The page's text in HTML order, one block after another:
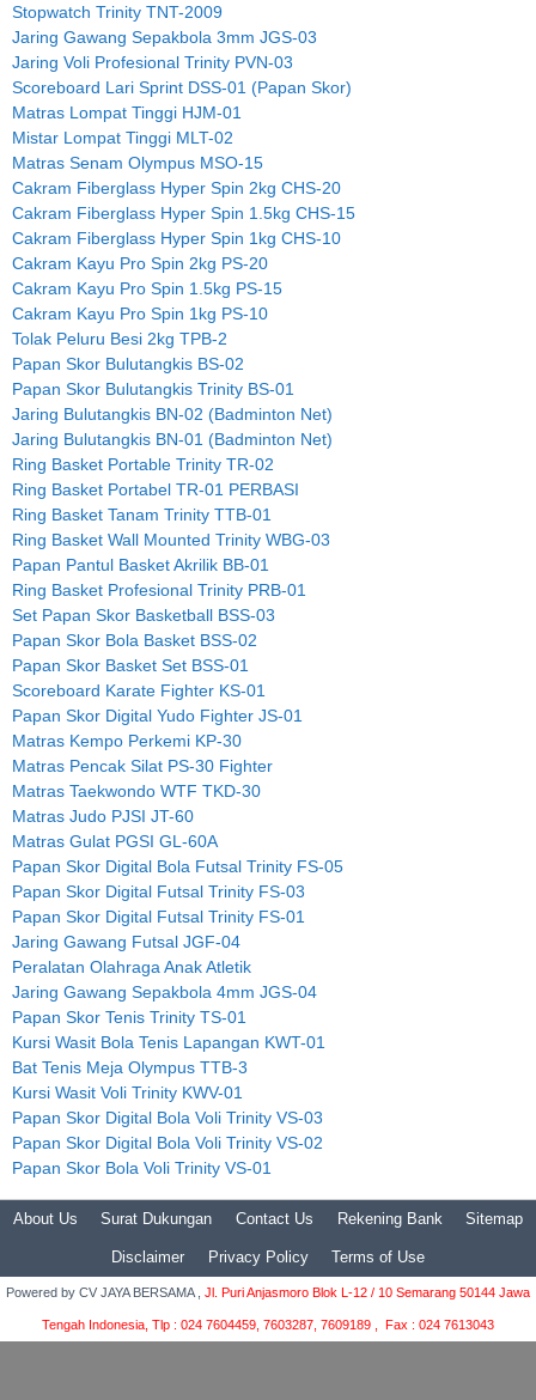
Stopwatch Trinity TNT-2009
Jaring Gawang Sepakbola 3mm JGS-03
Jaring Voli Profesional Trinity PVN-03
Scoreboard Lari Sprint DSS-01 (Papan Skor)
Matras Lompat Tinggi HJM-01
Mistar Lompat Tinggi MLT-02
Matras Senam Olympus MSO-15
Cakram Fiberglass Hyper Spin 2kg CHS-20
Cakram Fiberglass Hyper Spin 1.5kg CHS-15
Cakram Fiberglass Hyper Spin 1kg CHS-10
Cakram Kayu Pro Spin 2kg PS-20
Cakram Kayu Pro Spin 1.5kg PS-15
Cakram Kayu Pro Spin 1kg PS-10
Tolak Peluru Besi 2kg TPB-2
Papan Skor Bulutangkis BS-02
Papan Skor Bulutangkis Trinity BS-01
Jaring Bulutangkis BN-02 (Badminton Net)
Jaring Bulutangkis BN-01 (Badminton Net)
Ring Basket Portable Trinity TR-02
Ring Basket Portabel TR-01 PERBASI
Ring Basket Tanam Trinity TTB-01
Ring Basket Wall Mounted Trinity WBG-03
Papan Pantul Basket Akrilik BB-01
Ring Basket Profesional Trinity PRB-01
Set Papan Skor Basketball BSS-03
Papan Skor Bola Basket BSS-02
Papan Skor Basket Set BSS-01
Scoreboard Karate Fighter KS-01
Papan Skor Digital Yudo Fighter JS-01
Matras Kempo Perkemi KP-30
Matras Pencak Silat PS-30 Fighter
Matras Taekwondo WTF TKD-30
Matras Judo PJSI JT-60
Matras Gulat PGSI GL-60A
Papan Skor Digital Bola Futsal Trinity FS-05
Papan Skor Digital Futsal Trinity FS-03
Papan Skor Digital Futsal Trinity FS-01
Jaring Gawang Futsal JGF-04
Peralatan Olahraga Anak Atletik
Jaring Gawang Sepakbola 4mm JGS-04
Papan Skor Tenis Trinity TS-01
Kursi Wasit Bola Tenis Lapangan KWT-01
Bat Tenis Meja Olympus TTB-3
Kursi Wasit Voli Trinity KWV-01
Papan Skor Digital Bola Voli Trinity VS-03
Papan Skor Digital Bola Voli Trinity VS-02
Papan Skor Bola Voli Trinity VS-01
About Us Surat Dukungan Contact Us Rekening Bank Sitemap
Disclaimer Privacy Policy Terms of Use
Powered by CV JAYA BERSAMA , Jl. Puri Anjasmoro Blok L-12 / 10 Semarang 50144 Jawa
Tengah Indonesia, Tlp : 024 7604459, 7603287, 7609189 , Fax : 024 7613043